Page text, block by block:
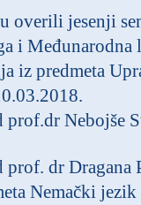
overili jesenji
i Međunarodna
iz predmeta
prof.dr Nebojše
dr Dragana
Nemački jezik